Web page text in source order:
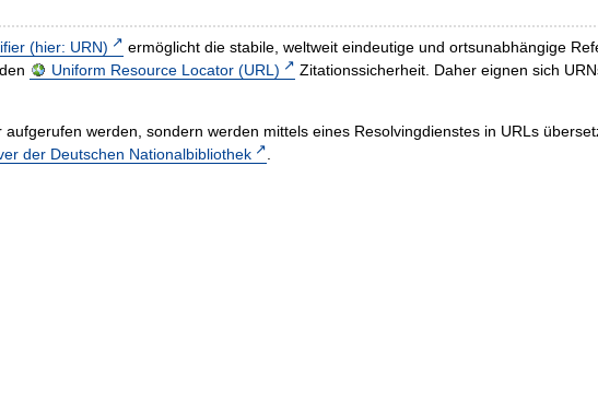
(hier: URN)
ermöglicht die stabile, weltweit eindeutige und ortsunabhängige
Uniform Resource Locator (URL)
Zitationssicherheit. Daher eignen sich
werden, sondern werden mittels eines Resolvingdienstes in URLs
der Deutschen Nationalbibliothek .